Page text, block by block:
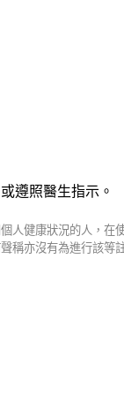
遵照醫生指示。
人健康狀況的人，在
亦沒有為進行該等